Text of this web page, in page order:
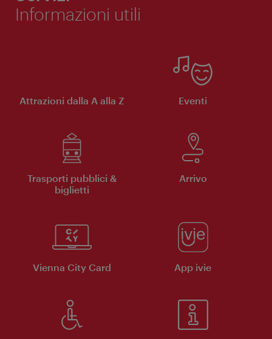
Informazioni utili
Attrazioni dalla A alla Z Eventi
Trasporti pubblici &
biglietti
Arrivo
Vienna City Card App ivie